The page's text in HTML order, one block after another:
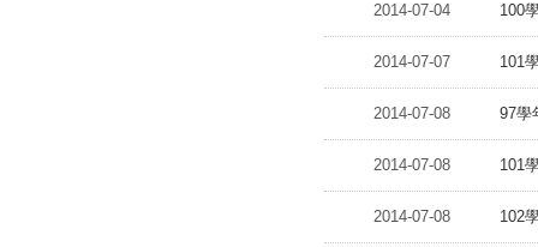
2014-07-04 100
2014-07-07 101
2014-07-08 97學
2014-07-08 101
2014-07-08 102